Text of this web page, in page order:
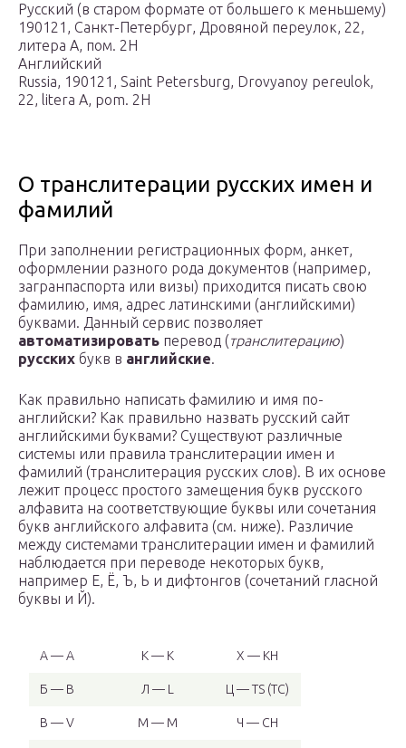
Русский (в старом формате от большего к меньшему)
190121, Санкт-Петербург, Дровяной переулок, 22,
литера А, пом. 2Н
Английский
Russia, 190121, Saint Petersburg, Drovyanoy pereulok,
22, litera A, pom. 2Н
О транслитерации русских имен и
фамилий
При заполнении регистрационных форм, анкет,
оформлении разного рода документов (например,
загранпаспорта или визы) приходится писать свою
фамилию, имя, адрес латинскими (английскими)
буквами. Данный сервис позволяет
автоматизировать перевод (транслитерацию)
русских букв в английские.
Как правильно написать фамилию и имя по-
английски? Как правильно назвать русский сайт
английскими буквами? Существуют различные
системы или правила транслитерации имен и
фамилий (транслитерация русских слов). В их основе
лежит процесс простого замещения букв русского
алфавита на соответствующие буквы или сочетания
букв английского алфавита (см. ниже). Различие
между системами транслитерации имен и фамилий
наблюдается при переводе некоторых букв,
например Е, Ё, Ъ, Ь и дифтонгов (сочетаний гласной
буквы и Й).
А — A К — K Х — KH
Б — B Л — L Ц — TS (TC)
В — V М — M Ч — CH